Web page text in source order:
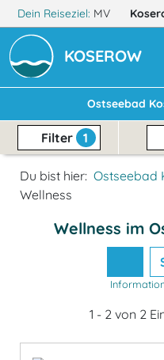
Dein Reiseziel: MV
KOSEROW
Ostseebad
Filter 1
Du bist hier: Ostseebad
Wellness
Wellness im
1 - 2 von 2